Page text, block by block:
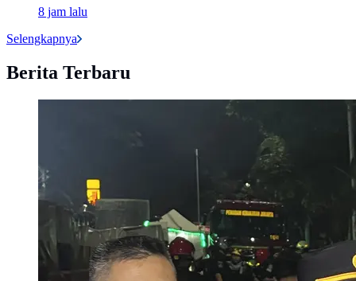
8 jam lalu
Selengkapnya
Berita Terbaru